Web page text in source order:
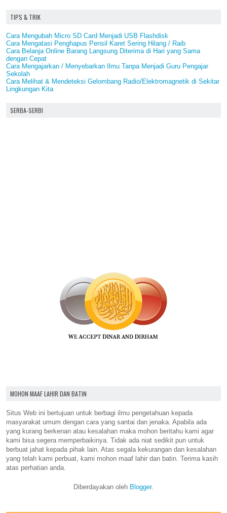
TIPS & TRIK
Cara Mengubah Micro SD Card Menjadi USB Flashdisk
Cara Mengatasi Penghapus Pensil Karet Sering Hilang / Raib
Cara Belanja Online Barang Langsung Diterima di Hari yang Sama
dengan Cepat
Cara Mengajarkan / Menyebarkan Ilmu Tanpa Menjadi Guru Pengajar
Sekolah
Cara Melihat & Mendeteksi Gelombang Radio/Elektromagnetik di Sekitar
Lingkungan Kita
SERBA-SERBI
MOHON MAAF LAHIR DAN BATIN
Situs Web ini bertujuan untuk berbagi ilmu pengetahuan kepada
masyarakat umum dengan cara yang santai dan jenaka. Apabila ada
yang kurang berkenan atau kesalahan maka mohon beritahu kami agar
kami bisa segera memperbaikinya. Tidak ada niat sedikit pun untuk
berbuat jahat kepada pihak lain. Atas segala kekurangan dan kesalahan
yang telah kami perbuat, kami mohon maaf lahir dan batin. Terima kasih
atas perhatian anda.
Diberdayakan oleh Blogger.